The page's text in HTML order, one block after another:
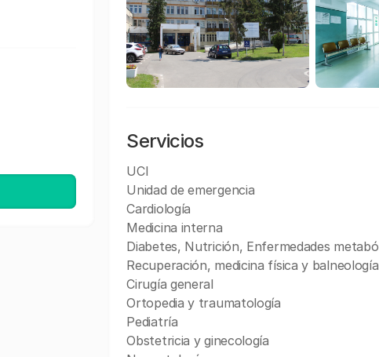
Servicios
UCI
Unidad de emergencia
Cardiología
Medicina interna
Diabetes, Nutrición, Enfermedades
Recuperación, medicina física y balneología
Cirugía general
Ortopedia y traumatología
Pediatría
Obstetricia y ginecología